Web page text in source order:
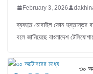
February 3, 2026
ব্যবহৃত মোবাইল ফোন হস্তান্তর
বলে জানিয়েছে বাংলাদেশ
৩০